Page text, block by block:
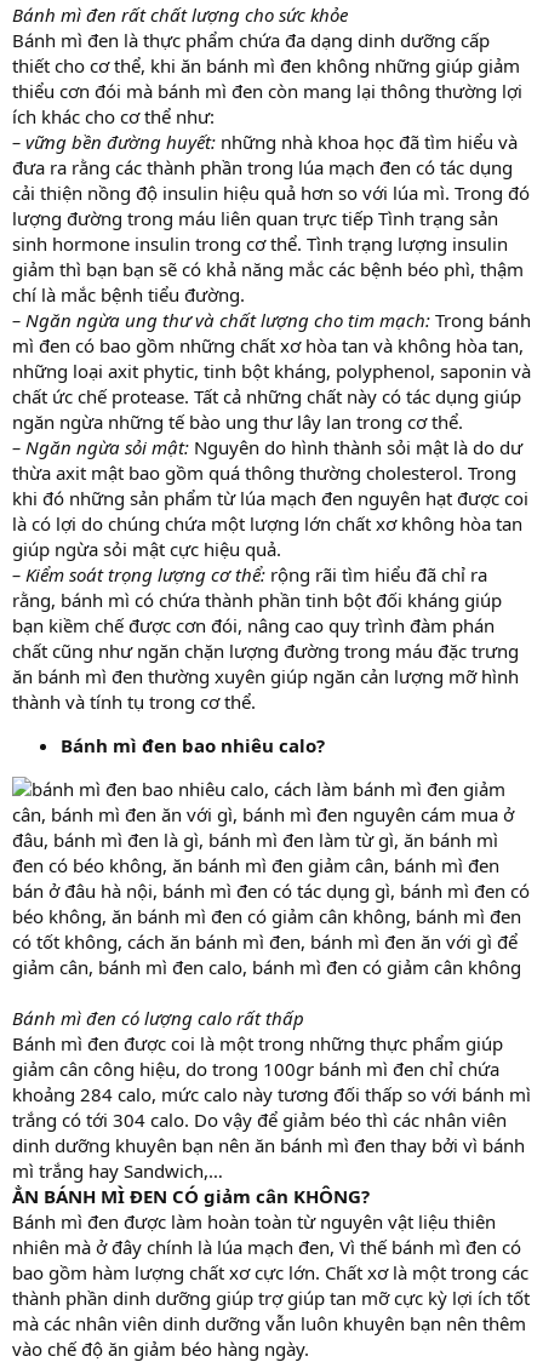
Bánh mì đen rất chất lượng cho sức khỏe
Bánh mì đen là thực phẩm chứa đa dạng dinh dưỡng cấp
thiết cho cơ thể, khi ăn bánh mì đen không những giúp giảm
thiểu cơn đói mà bánh mì đen còn mang lại thông thường lợi
ích khác cho cơ thể như:
– vững bền đường huyết: những nhà khoa học đã tìm hiểu và
đưa ra rằng các thành phần trong lúa mạch đen có tác dụng
cải thiện nồng độ insulin hiệu quả hơn so với lúa mì. Trong đó
lượng đường trong máu liên quan trực tiếp Tình trạng sản
sinh hormone insulin trong cơ thể. Tình trạng lượng insulin
giảm thì bạn bạn sẽ có khả năng mắc các bệnh béo phì, thậm
chí là mắc bệnh tiểu đường.
– Ngăn ngừa ung thư và chất lượng cho tim mạch: Trong bánh
mì đen có bao gồm những chất xơ hòa tan và không hòa tan,
những loại axit phytic, tinh bột kháng, polyphenol, saponin và
chất ức chế protease. Tất cả những chất này có tác dụng giúp
ngăn ngừa những tế bào ung thư lây lan trong cơ thể.
– Ngăn ngừa sỏi mật: Nguyên do hình thành sỏi mật là do dư
thừa axit mật bao gồm quá thông thường cholesterol. Trong
khi đó những sản phẩm từ lúa mạch đen nguyên hạt được coi
là có lợi do chúng chứa một lượng lớn chất xơ không hòa tan
giúp ngừa sỏi mật cực hiệu quả.
– Kiểm soát trọng lượng cơ thể: rộng rãi tìm hiểu đã chỉ ra
rằng, bánh mì có chứa thành phần tinh bột đối kháng giúp
bạn kiềm chế được cơn đói, nâng cao quy trình đàm phán
chất cũng như ngăn chặn lượng đường trong máu đặc trưng
ăn bánh mì đen thường xuyên giúp ngăn cản lượng mỡ hình
thành và tính tụ trong cơ thể.
Bánh mì đen bao nhiêu calo?
Bánh mì đen có lượng calo rất thấp
Bánh mì đen được coi là một trong những thực phẩm giúp
giảm cân công hiệu, do trong 100gr bánh mì đen chỉ chứa
khoảng 284 calo, mức calo này tương đối thấp so với bánh mì
trắng có tới 304 calo. Do vậy để giảm béo thì các nhân viên
dinh dưỡng khuyên bạn nên ăn bánh mì đen thay bởi vì bánh
mì trắng hay Sandwich,…
ẲN BÁNH MÌ ĐEN CÓ giảm cân KHÔNG?
Bánh mì đen được làm hoàn toàn từ nguyên vật liệu thiên
nhiên mà ở đây chính là lúa mạch đen, Vì thế bánh mì đen có
bao gồm hàm lượng chất xơ cực lớn. Chất xơ là một trong các
thành phần dinh dưỡng giúp trợ giúp tan mỡ cực kỳ lợi ích tốt
mà các nhân viên dinh dưỡng vẫn luôn khuyên bạn nên thêm
vào chế độ ăn giảm béo hàng ngày.